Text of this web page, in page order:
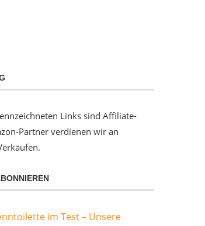
Links sind Affiliate-
Partner verdienen wir an
im Test – Unsere